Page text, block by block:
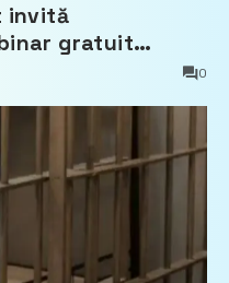
invită
gratuit
pe bunurile
0